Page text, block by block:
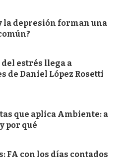
la depresión forman una
estrés llega a
de Daniel López Rosetti
que aplica Ambiente: a
por qué
FA con los días contados